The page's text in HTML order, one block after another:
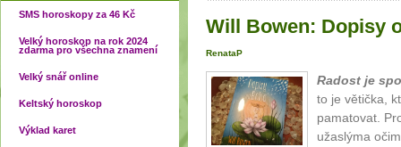
SMS horoskopy za 46 Kč
Velký horoskop na rok 2024
zdarma pro všechna znamení
Velký snář online
Keltský horoskop
Výklad karet
Will Bowen: Dopisy
RenataP
Radost je
to je větička,
pamatovat.
užaslýma